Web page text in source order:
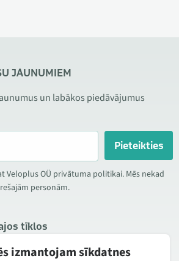
JAUNUMIEM
un labākos piedāvājumus
Pieteikties
Veloplus OÜ privātuma politikai. Mēs nekad
personām.
tīklos
par izdevīgām akcijām, jauniem
izmantojam sīkdatnes